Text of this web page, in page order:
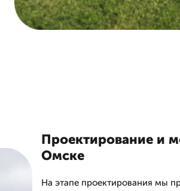
Проектирование и
Омске
На этапе проектирования мы